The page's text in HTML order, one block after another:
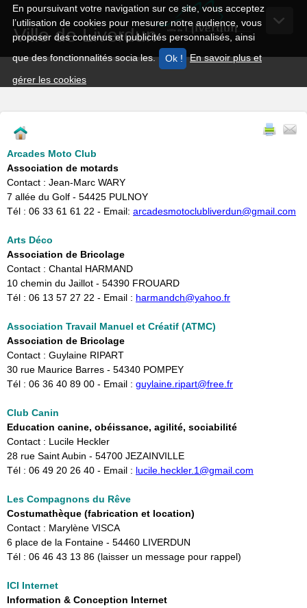
En poursuivant votre navigation sur ce site, vous acceptez
l’utilisation de cookies pour mesurer notre audience, vous
proposer des contenus et publicités personnalisés, ainsi
que des fonctionnalités socia les.
En savoir plus et
gérer les cookies
Ville de Liverdun
Arcades Moto Club
Association de motards
Contact : Jean-Marc WARY
7 allée du Golf - 54425 PULNOY
Tél : 06 33 61 61 22 - Email: arcadesmotoclubliverdun@gmail.com​
Arts Déco
Association de Bricolage
Contact : Chantal HARMAND
10 chemin du Jaillot - 54390 FROUARD
Tél : 06 13 57 27 22 - Email : harmandch@yahoo.fr
Association Travail Manuel et Créatif (ATMC)
Association de Bricolage
Contact : Guylaine RIPART
30 rue Maurice Barres - 54340 POMPEY
Tél : 06 36 40 89 00 - Email : guylaine.ripart@free.fr
Club Canin
Education canine, obéissance, agilité, sociabilité
Contact : Lucile Heckler
28 rue Saint Aubin - 54700 JEZAINVILLE
Tél : 06 49 20 26 40 - Email : ​ lucile.heckler.1@gmail.com
Les Compagnons du Rêve
Costumathèque (fabrication et location)
Contact : Marylène VISCA
6 place de la Fontaine - 54460 LIVERDUN
Tél : 06 46 43 13 86 (laisser un message pour rappel)
ICI Internet
Information & Conception Internet